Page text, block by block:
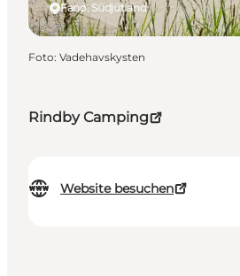
Rindby Camping
Website besuchen
Fanø, Südjütland
Foto: Vadehavskysten